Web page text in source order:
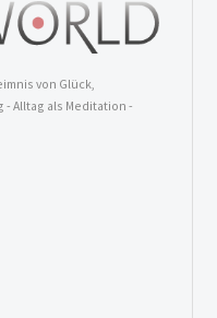
von Glück,
Alltag als Meditation -